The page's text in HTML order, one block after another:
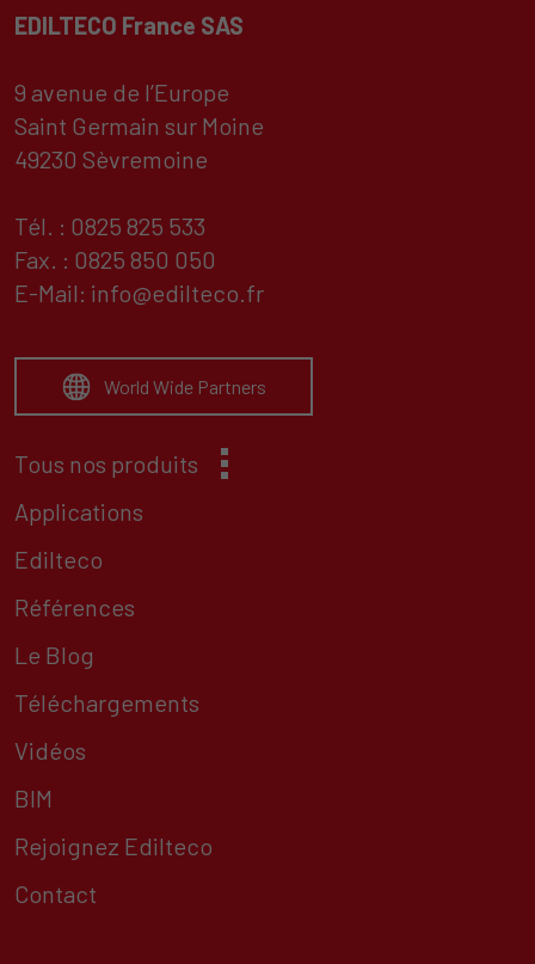
EDILTECO France SAS
9 avenue de l’Europe
Saint Germain sur Moine
49230 Sèvremoine
Tél. : 0825 825 533
Fax. : 0825 850 050
E-Mail: info@edilteco.fr
World Wide Partners
Tous nos produits
Applications
Edilteco
Références
Le Blog
Téléchargements
Vidéos
BIM
Rejoignez Edilteco
Contact